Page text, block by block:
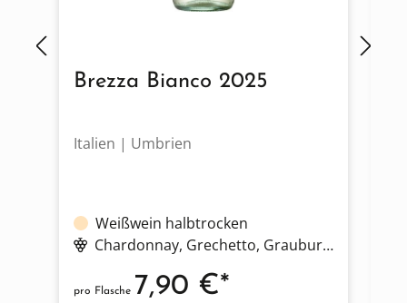
Brezza Bianco 2025
Italien | Umbrien
Weißwein halbtrocken
Chardonnay, Grechetto, Grauburgunder
pro Flasche 7,90 €*